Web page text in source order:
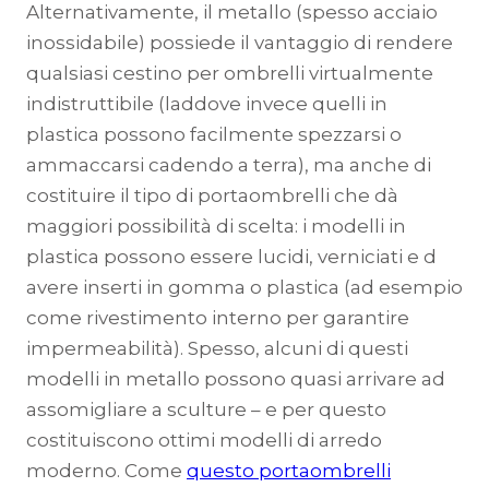
Alternativamente, il metallo (spesso acciaio
inossidabile) possiede il vantaggio di rendere
qualsiasi cestino per ombrelli virtualmente
indistruttibile (laddove invece quelli in
plastica possono facilmente spezzarsi o
ammaccarsi cadendo a terra), ma anche di
costituire il tipo di portaombrelli che dà
maggiori possibilità di scelta: i modelli in
plastica possono essere lucidi, verniciati e d
avere inserti in gomma o plastica (ad esempio
come rivestimento interno per garantire
impermeabilità). Spesso, alcuni di questi
modelli in metallo possono quasi arrivare ad
assomigliare a sculture – e per questo
costituiscono ottimi modelli di arredo
moderno. Come questo portaombrelli